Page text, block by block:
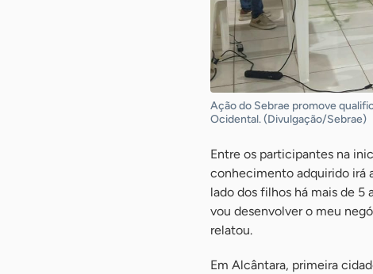
Ação do Sebrae promove
Ocidental. (Divulgação/Sebrae)
Entre os participantes na
conhecimento adquirido irá
lado dos filhos há mais de
vou desenvolver o meu
relatou.
Em Alcântara, primeira